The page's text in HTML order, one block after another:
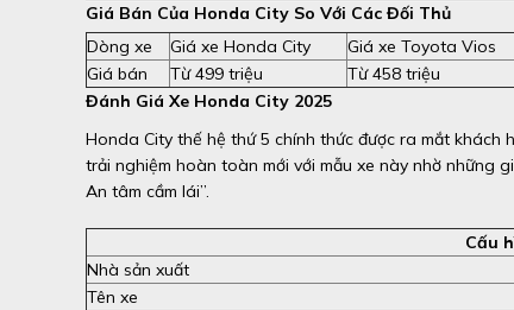
Giá Bán Của Honda City So Với Các Đối Thủ
Dòng xe
Giá xe Honda City Giá xe Toyota Vios
Giá bán
Từ 499 triệu Từ 458 triệu
Đánh Giá Xe Honda City 2025
Honda City thế hệ thứ 5 chính thức được ra mắt khách
trải nghiệm hoàn toàn mới với mẫu xe này nhờ những
An tâm cầm lái”.
Cấu
Nhà sản xuất
Tên xe